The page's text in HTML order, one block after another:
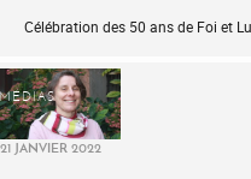
Célébration des 50 ans de Foi et
MÉDIAS
21 JANVIER 2022